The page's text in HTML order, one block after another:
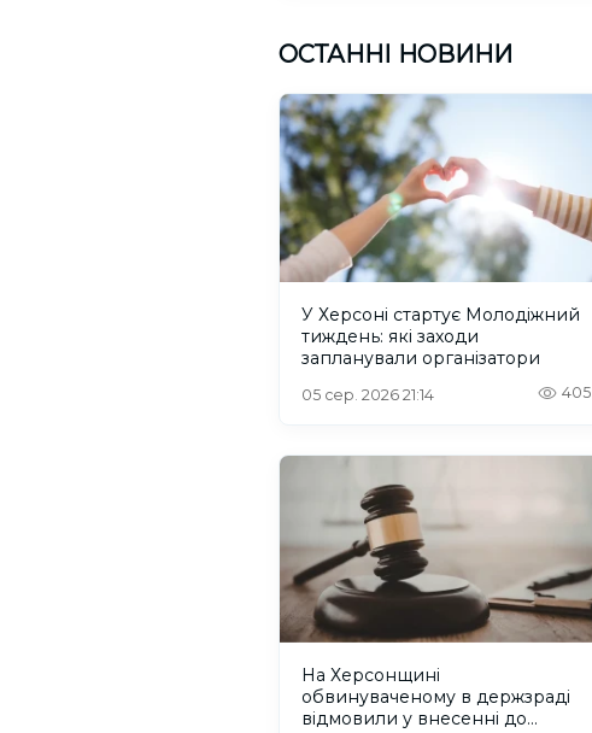
ОСТАННІ НОВИНИ
У Херсоні стартує Молодіжний
тиждень: які заходи
запланували організатори
05 сер. 2026 21:14 405
На Херсонщині
обвинуваченому в держзраді
відмовили у внесенні до